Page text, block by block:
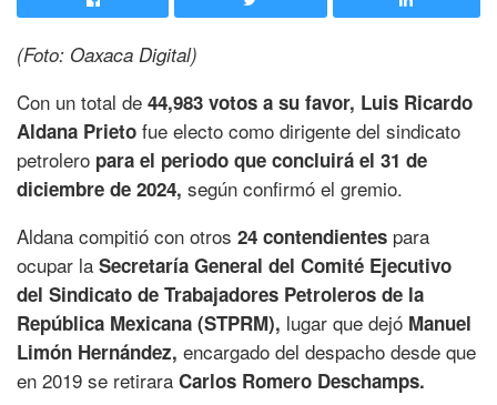
(Foto: Oaxaca Digital)
Con un total de 44,983 votos a su favor, Luis Ricardo
Aldana Prieto fue electo como dirigente del sindicato
petrolero para el periodo que concluirá el 31 de
diciembre de 2024, según confirmó el gremio.
Aldana compitió con otros 24 contendientes para
ocupar la Secretaría General del Comité Ejecutivo
del Sindicato de Trabajadores Petroleros de la
República Mexicana (STPRM), lugar que dejó Manuel
Limón Hernández, encargado del despacho desde que
en 2019 se retirara Carlos Romero Deschamps.